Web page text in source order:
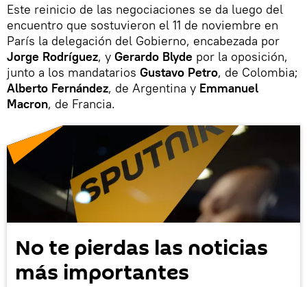
Este reinicio de las negociaciones se da luego del
encuentro que sostuvieron el 11 de noviembre en
París la delegación del Gobierno, encabezada por
Jorge Rodríguez, y Gerardo Blyde por la oposición,
junto a los mandatarios Gustavo Petro, de Colombia;
Alberto Fernández, de Argentina y Emmanuel
Macron, de Francia.
No te pierdas las noticias
más importantes